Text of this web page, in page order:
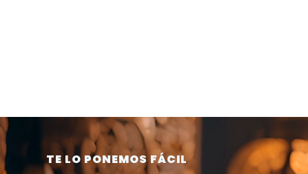
TE LO PONEMOS FÁCIL